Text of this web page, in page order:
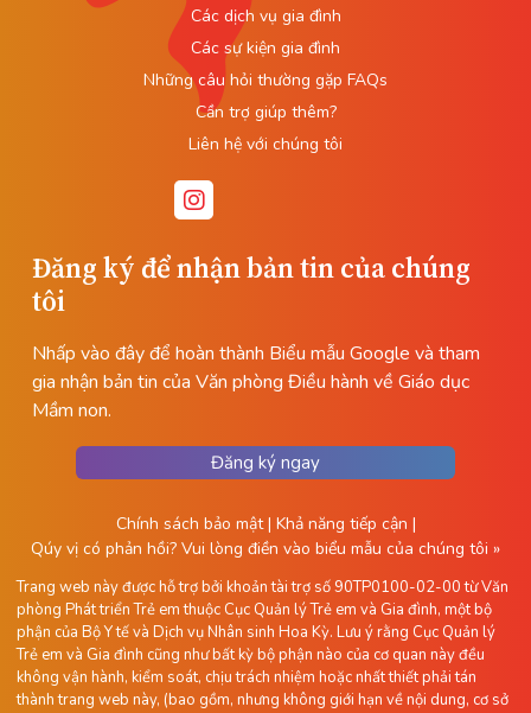
Đăng ký để nhận bản tin của chúng
tôi
Nhấp vào đây để hoàn thành Biểu mẫu Google và tham
gia nhận bản tin của Văn phòng Điều hành về Giáo dục
Mầm non.
Đăng ký ngay
Các dịch vụ gia đình
Các sự kiện gia đình
Những câu hỏi thường gặp FAQs
Cần trợ giúp thêm?
Liên hệ với chúng tôi
Chính sách bảo mật| Khả năng tiếp cận |
Qúy vị có phản hồi? Vui lòng điền vào biểu mẫu của chúng tôi »
Trang web này được hỗ trợ bởi khoản tài trợ số 90TP0100-02-00 từ Văn
phòng Phát triển Trẻ em thuộc Cục Quản lý Trẻ em và Gia đình, một bộ
phận của Bộ Y tế và Dịch vụ Nhân sinh Hoa Kỳ. Lưu ý rằng Cục Quản lý
Trẻ em và Gia đình cũng như bất kỳ bộ phận nào của cơ quan này đều
không vận hành, kiểm soát, chịu trách nhiệm hoặc nhất thiết phải tán
thành trang web này, (bao gồm, nhưng không giới hạn về nội dung, cơ sở